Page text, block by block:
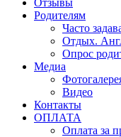
Отзывы
Родителям
Часто
Отдых.
Опрос
Медиа
Видео
Контакты
ОПЛАТА
Оплата за